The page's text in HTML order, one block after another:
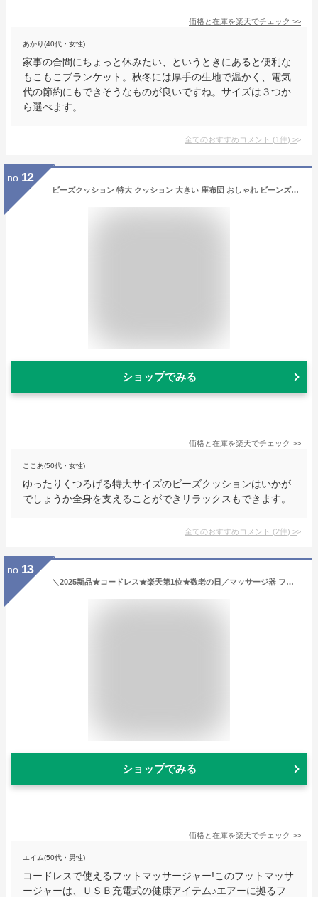
価格と在庫を楽天でチェック >>
あかり(40代・女性)
家事の合間にちょっと休みたい、というときにあると便利な
もこもこブランケット。秋冬には厚手の生地で温かく、電気
代の節約にもできそうなものが良いですね。サイズは３つか
ら選べます。
全てのおすすめコメント (1件) >
no. 12
ビーズクッション 特大 クッション 大きい 座布団 おしゃれ ビーンズMAX グランデ ビーズソファ フロアクッション ビーズ クッション 特大 大きめ ビーンズMAX 一人暮らし【AR対象】
ショップでみる
価格と在庫を楽天でチェック >>
ここあ(50代・女性)
ゆったりくつろげる特大サイズのビーズクッションはいかが
でしょうか全身を支えることができリラックスもできます。
全てのおすすめコメント (2件) >
no. 13
＼2025新品★コードレス★楽天第1位★敬老の日／マッサージ器 フットマッサージャー 足先 足裏 USB充電式 健康グッズ 太もも・ふくらはぎ・膝 フットマッサージ エアーレッグリラクサー 脚 足 多機能 家庭用 温熱 寝ながら コンパクト リラックス電熱 男女兼用プレゼント
ショップでみる
価格と在庫を楽天でチェック >>
エイム(50代・男性)
コードレスで使えるフットマッサージャー!このフットマッサ
ージャーは、ＵＳＢ充電式の健康アイテム♪エアーに拠るフ